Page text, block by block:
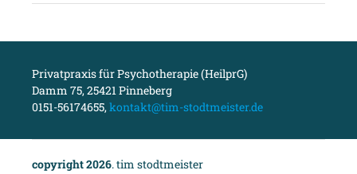
Privatpraxis für Psychotherapie (HeilprG)
Damm 75, 25421 Pinneberg
0151-56174655,kontakt@tim-stodtmeister.de
copyright 2026. tim stodtmeister